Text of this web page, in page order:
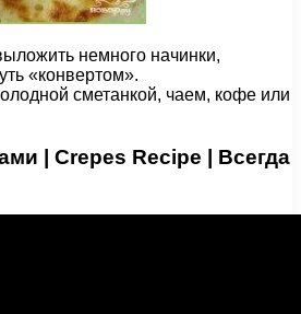
немного начинки,
«конвертом».
сметанкой, чаем, кофе или
| Crepes Recipe | Всегда